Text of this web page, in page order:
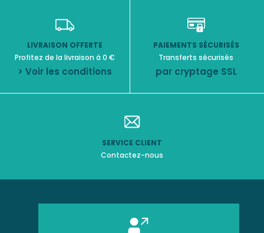
LIVRAISON OFFERTE
Profitez de la livraison à 0 €
> Voir les conditions
PAIEMENTS SÉCURISÉS
Transferts sécurisés
par cryptage SSL
SERVICE CLIENT
Contactez-nous